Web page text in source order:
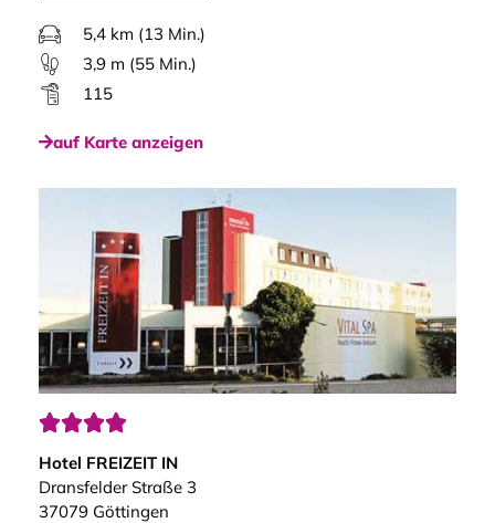
5,4 km (13 Min.)
3,9 m (55 Min.)
115
auf Karte anzeigen

Hotel FREIZEIT IN
Dransfelder Straße 3
37079 Göttingen